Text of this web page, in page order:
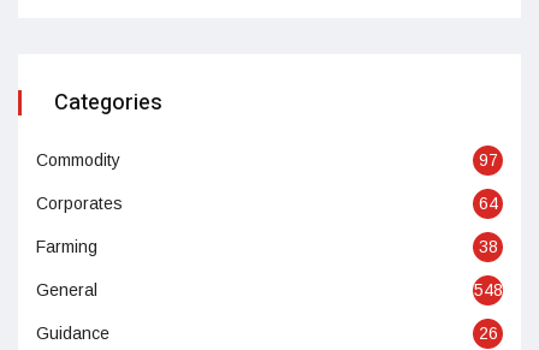
Categories
Commodity 97
Corporates 64
Farming 38
General 548
Guidance 26